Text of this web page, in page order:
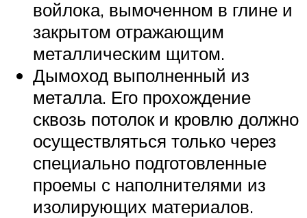
войлока, вымоченном в глине и
закрытом отражающим
металлическим щитом.
Дымоход выполненный из
металла. Его прохождение
сквозь потолок и кровлю должно
осуществляться только через
специально подготовленные
проемы с наполнителями из
изолирующих материалов.